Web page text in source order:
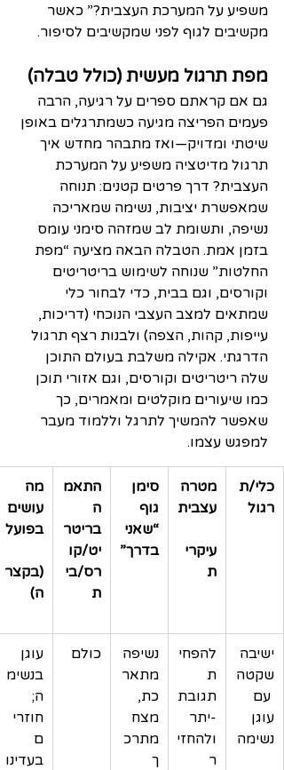
משפיע על המערכת העצבית?” כאשר
מקשיבים לגוף לפני שמקשיבים לסיפור.
מפת תרגול מעשית (כולל טבלה)
גם אם קראתם ספרים על רגיעה, הרבה
פעמים הפריצה מגיעה כשמתרגלים באופן
שיטתי ומדויק—ואז מתבהר מחדש איך
תרגול מדיטציה משפיע על המערכת
העצבית? דרך פרטים קטנים: תנוחה
שמאפשרת יציבות, נשימה שמאריכה
נשיפה, ותשומת לב שמזהה סימני עומס
בזמן אמת. הטבלה הבאה מציעה “מפת
החלטות” שנוחה לשימוש בריטריטים
וקורסים, וגם בבית, כדי לבחור כלי
שמתאים למצב העצבי הנוכחי (דריכות,
עייפות, קהות, הצפה) ולבנות רצף תרגול
הדרגתי. אקילה משלבת בעולם התוכן
שלה ריטריטים וקורסים, וגם אזורי תוכן
כמו שיעורים מוקלטים ומאמרים, כך
שאפשר להמשיך לתרגל וללמוד מעבר
למפגש עצמו.​
כלי/ת
רגול
מטרה
עצבית
עיקרי
ת
סימן
גוף
“שאני
בדרך”
התאמ
ה
בריטר
יט/קו
רס/בי
ת
מה
עושים
בפועל
(בקצר
ה)
ישיבה
שקטה
עם
עוגן
נשימה
להפחי
ת
תגובת
-יתר
ולהחזי
ר
נשיפה
מתאר
כת,
מצח
מתרכ
ך
כולם
עוגן
בנשימ
ה;
חוזרי
ם
בעדינו